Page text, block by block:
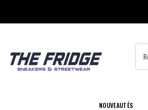
NOUVEAUTÉS